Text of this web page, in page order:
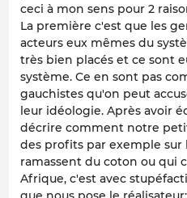
ceci à mon sens pour 2
La première c'est que les
acteurs eux mêmes du
très bien placés et ce sont
système. Ce en sont pas
gauchistes qu'on peut
leur idéologie. Après avoir
décrire comment notre
des profits par exemple sur
ramassent du coton ou qui
Afrique, c'est avec